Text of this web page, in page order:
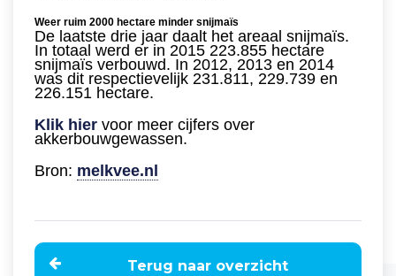
Weer ruim 2000 hectare minder snijmaïs
De laatste drie jaar daalt het areaal snijmaïs.
In totaal werd er in 2015 223.855 hectare
snijmaïs verbouwd. In 2012, 2013 en 2014
was dit respectievelijk 231.811, 229.739 en
226.151 hectare.
Klik hier voor meer cijfers over
akkerbouwgewassen.
Bron: melkvee.nl
Terug naar overzicht